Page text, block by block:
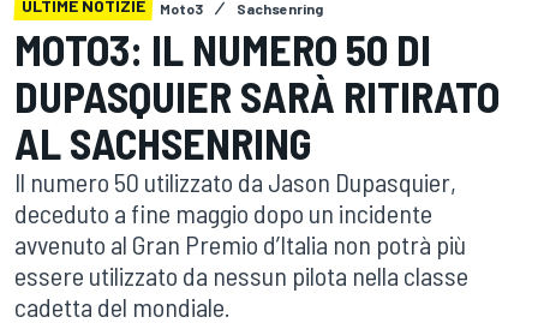
ULTIME NOTIZIE Moto3 Sachsenring
MOTO3: IL NUMERO 50 DI
DUPASQUIER SARÀ RITIRATO
AL SACHSENRING
Il numero 50 utilizzato da Jason Dupasquier,
deceduto a fine maggio dopo un incidente
avvenuto al Gran Premio d’Italia non potrà più
essere utilizzato da nessun pilota nella classe
cadetta del mondiale.